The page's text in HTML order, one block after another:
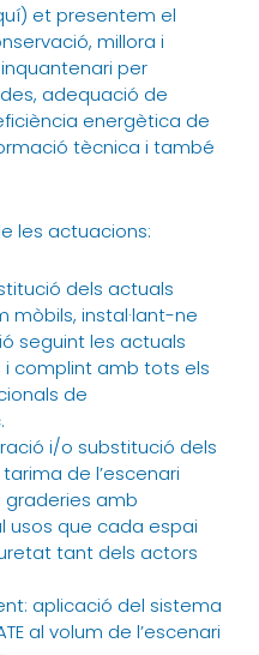
) et presentem el
millora i
per
adequació de
energètica de
tècnica i també
les actuacions:
dels actuals
mòbils, instal·lant-ne
seguint les actuals
complint amb tots els
de
i/o substitució dels
de l’escenari
amb
usos que cada espai
tant dels actors
aplicació del sistema
al volum de l’escenari